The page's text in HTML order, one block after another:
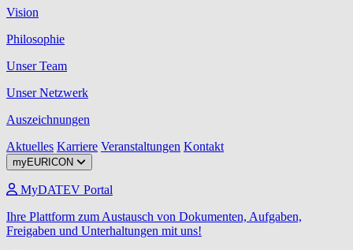
Vision
Philosophie
Unser Team
Unser Netzwerk
Auszeichnungen
Aktuelles Karriere Veranstaltungen Kontakt
myEURICON
MyDATEV Portal
Ihre Plattform zum Austausch von Dokumenten, Aufgaben,
Freigaben und Unterhaltungen mit uns!